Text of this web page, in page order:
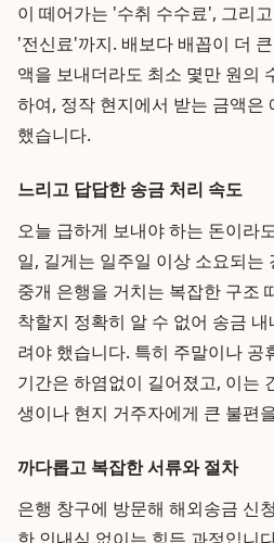
이 떼어가는 '수취 수수료', 그리
'전신료'까지. 배보다 배꼽이 더
액을 보내더라도 최소 몇만 원의
하여, 정작 현지에서 받는 금액은
했습니다.
느리고 답답한 송금 처리 속도
오늘 급하게 보내야 하는 돈이라
일, 길게는 일주일 이상 소요되는
중개 은행을 거치는 복잡한 구조
착할지 정확히 알 수 없어 송금
려야 했습니다. 특히 주말이나 공
기간은 하염없이 길어졌고, 이는
생이나 현지 거주자에게 큰 불편
까다롭고 복잡한 서류와 절차
은행 창구에 방문해 해외송금 신